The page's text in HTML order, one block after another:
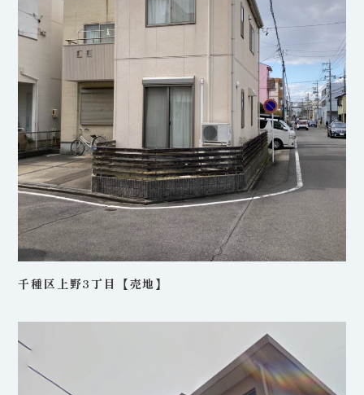
千種区上野3丁目【売地】